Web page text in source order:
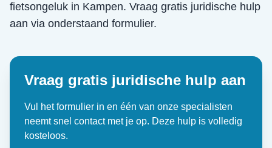
fietsongeluk in Kampen. Vraag gratis juridische hulp
aan via onderstaand formulier.
Vraag gratis juridische hulp aan
Vul het formulier in en één van onze specialisten
neemt snel contact met je op. Deze hulp is volledig
kosteloos.